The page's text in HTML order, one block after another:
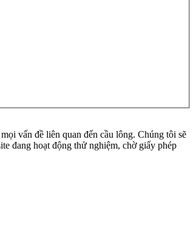
vấn đề liên quan đến cầu lông. Chúng tôi sẽ
đang hoạt động thử nghiệm, chờ giấy phép